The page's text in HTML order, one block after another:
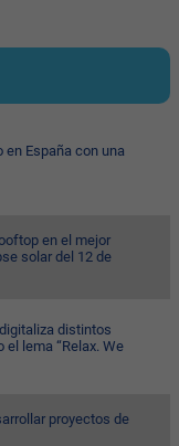
España con una
en el mejor
solar del 12 de
distintos
lema “Relax. We
proyectos de